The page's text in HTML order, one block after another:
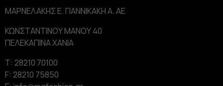
ΜΑΡΝΕΛΑΚΗΣ Ε. ΓΙΑΝΝΙΚΑΚΗ Α. AE
ΚΩΝΣΤΑΝΤΙΝΟΥ ΜΑΝΟΥ 40
ΠΕΛΕΚΑΠΙΝΑ ΧΑΝΙΑ
Τ: 28210 70100
F: 28210 75850